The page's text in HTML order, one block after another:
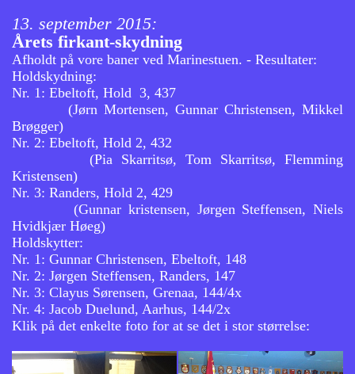
13. september 2015:
Årets firkant-skydning
Afholdt på vore baner ved Marinestuen. - Resultater:
Holdskydning:
Nr. 1: Ebeltoft, Hold 3, 437
(Jørn Mortensen, Gunnar Christensen, Mikkel
Brøgger)
Nr. 2: Ebeltoft, Hold 2, 432
(Pia Skarritsø, Tom Skarritsø, Flemming
Kristensen)
Nr. 3: Randers, Hold 2, 429
(Gunnar kristensen, Jørgen Steffensen, Niels
Hvidkjær Høeg)
Holdskytter:
Nr. 1: Gunnar Christensen, Ebeltoft, 148
Nr. 2: Jørgen Steffensen, Randers, 147
Nr. 3: Clayus Sørensen, Grenaa, 144/4x
Nr. 4: Jacob Duelund, Aarhus, 144/2x
Klik på det enkelte foto for at se det i stor størrelse: